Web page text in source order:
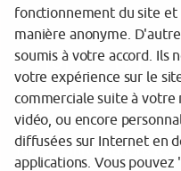
Tarifs et informations
fonctionnement du site et
manière anonyme.
soumis à votre accord. Ils
votre expérience sur le
commerciale suite à
vidéo, ou encore
diffusées sur Internet en
applications. Vous